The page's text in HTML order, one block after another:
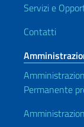
Servizi e
Contatti
Permanente